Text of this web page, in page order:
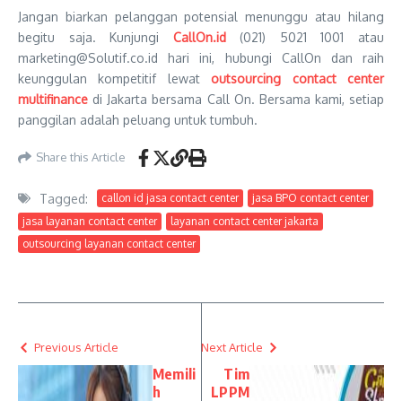
Jangan biarkan pelanggan potensial menunggu atau hilang
begitu saja. Kunjungi CallOn.id(021) 5021 1001 atau
marketing@Solutif.co.id hari ini, hubungi CallOn dan raih
keunggulan kompetitif lewatoutsourcing contact center
multifinance di Jakarta bersama Call On. Bersama kami, setiap
panggilan adalah peluang untuk tumbuh.
Share this Article
Tagged: callon id jasa contact center
jasa BPO contact center
jasa layanan contact center
layanan contact center jakarta
outsourcing layanan contact center
Previous Article
Memili
h
Next Article
Tim
LPPM